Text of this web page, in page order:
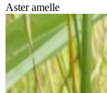
Aster amelle